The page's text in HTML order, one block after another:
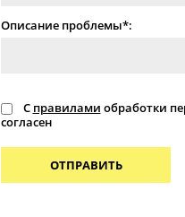
Описание проблемы*:
С правилами обработки
согласен
ОТПРАВИТЬ